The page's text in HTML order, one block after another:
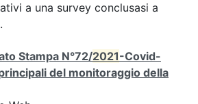
a una survey conclusasi a
Stampa N°72/2021-Covid-
del monitoraggio della